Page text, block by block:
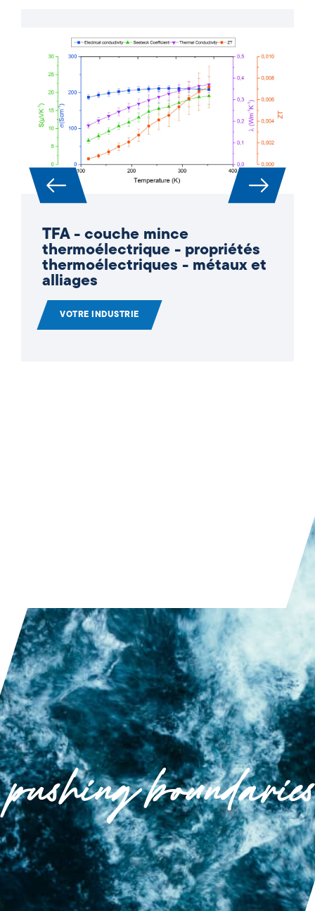
TFA - couche mince
thermoélectrique - propriétés
thermoélectriques - métaux et
alliages
VOTRE INDUSTRIE